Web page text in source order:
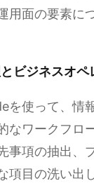
用面の要素に
ビジネスオペ
を使って、情
なワークフロ
事項の抽出、
項目の洗い出